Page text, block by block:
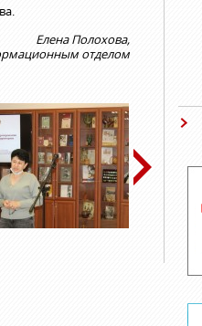
Елена Полохова,
отделом